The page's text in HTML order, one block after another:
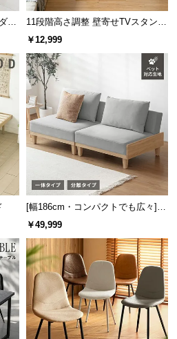
へと導く
広い範囲へ圧力を分散し、
えます。
イ
11段階高さ調整 壁寄せTVスタンド
キャスター付き 上下左右角度調節
￥12,999
[幅186cm・コンパクトでも広々] 3
人掛けソファベッド リクライニン
￥49,999